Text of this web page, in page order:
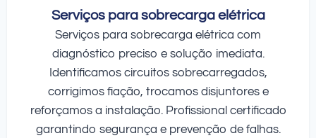
Serviços para sobrecarga elétrica
Serviços para sobrecarga elétrica com
diagnóstico preciso e solução imediata.
Identificamos circuitos sobrecarregados,
corrigimos fiação, trocamos disjuntores e
reforçamos a instalação. Profissional certificado
garantindo segurança e prevenção de falhas.